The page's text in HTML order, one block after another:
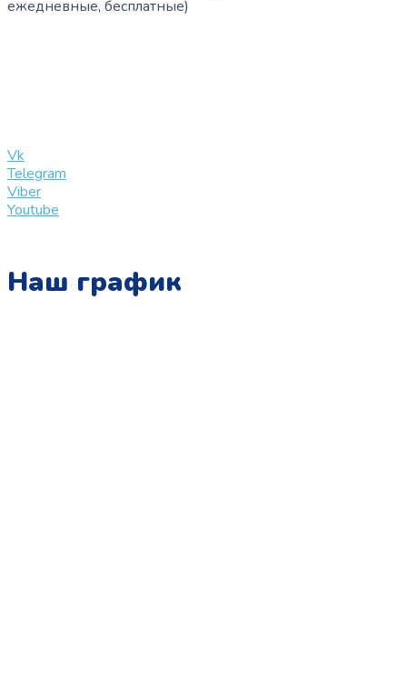
ежедневные, бесплатные)
Vk
Telegram
Viber
Youtube
Наш график